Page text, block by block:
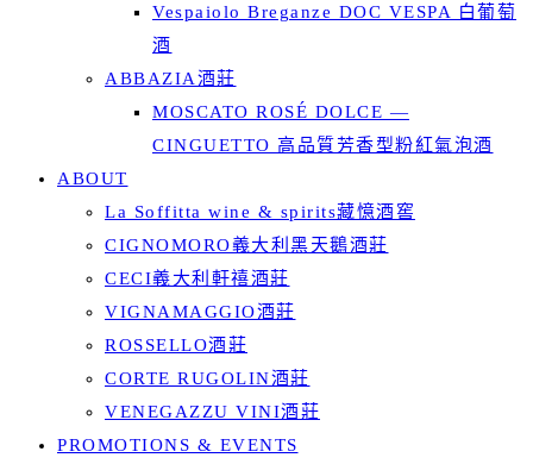
Vespaiolo Breganze DOC VESPA 白葡萄
酒
ABBAZIA酒莊
MOSCATO ROSÉ DOLCE —
CINGUETTO 高品質芳香型粉紅氣泡酒
ABOUT
La Soffitta wine & spirits藏憶酒窖
CIGNOMORO義大利黑天鵝酒莊
CECI義大利軒禧酒莊
VIGNAMAGGIO酒莊
ROSSELLO酒莊
CORTE RUGOLIN酒莊
VENEGAZZU VINI酒莊
PROMOTIONS & EVENTS